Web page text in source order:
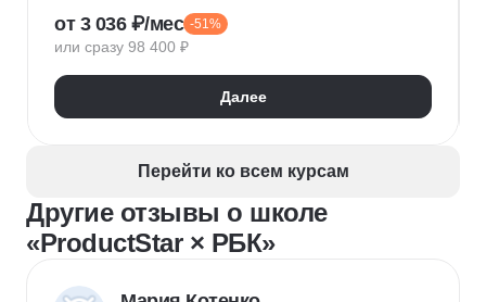
Нейронные сети
Управление рисками
Kanban
Scrum
Управление проектами
Тайм-менеджмент
Управление удаленной командой
от 3 036 ₽/мес -51%
или сразу 98 400 ₽
Далее
Перейти ко всем курсам
Другие отзывы о школе
«ProductStar × РБК»